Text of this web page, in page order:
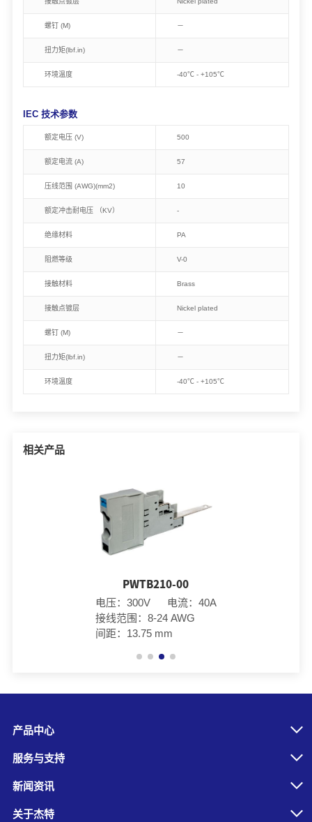
相关产品
PWTB210-00
电压：300V 电流：40A
接线范围：8-24 AWG
间距：13.75 mm
螺钉 (M) －
扭力矩(lbf.in) －
环境温度 -40℃ - +105℃
IEC 技术参数
额定电压 (V) 500
额定电流 (A) 57
压线范围 (AWG)(mm2) 10
额定冲击耐电压 （KV） -
绝缘材料 PA
阻燃等级 V-0
接触材料 Brass
接触点镀层 Nickel plated
螺钉 (M) －
扭力矩(lbf.in) －
环境温度 -40℃ - +105℃
产品中心
服务与支持
新闻资讯
关于杰特